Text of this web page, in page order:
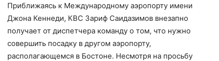
Приближаясь к Международному аэропорту имени
Джона Кеннеди, КВС Зариф Саидазимов внезапно
получает от диспетчера команду о том, что нужно
совершить посадку в другом аэропорту,
располагающемся в Бостоне. Несмотря на просьбу